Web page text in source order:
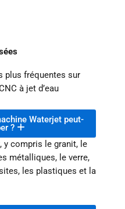
plus fréquentes sur
à jet d’eau
Waterjet peut-
?
y compris le granit, le
métalliques, le verre,
les plastiques et la